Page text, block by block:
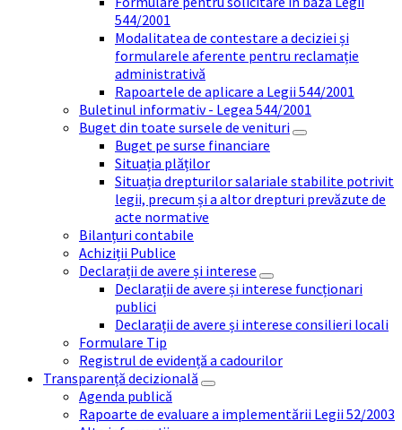
544/2001
Modalitatea de contestare a deciziei și
formularele aferente pentru reclamație
administrativă
Rapoartele de aplicare a Legii 544/2001
Buletinul informativ - Legea 544/2001
Buget din toate sursele de venituri
Buget pe surse financiare
Situația plăților
Situația drepturilor salariale stabilite potrivit
legii, precum și a altor drepturi prevăzute de
acte normative
Bilanțuri contabile
Achiziții Publice
Declarații de avere și interese
Declarații de avere și interese funcționari
publici
Declarații de avere și interese consilieri locali
Formulare Tip
Registrul de evidență a cadourilor
Transparență decizională
Agenda publică
Rapoarte de evaluare a implementării Legii 52/2003